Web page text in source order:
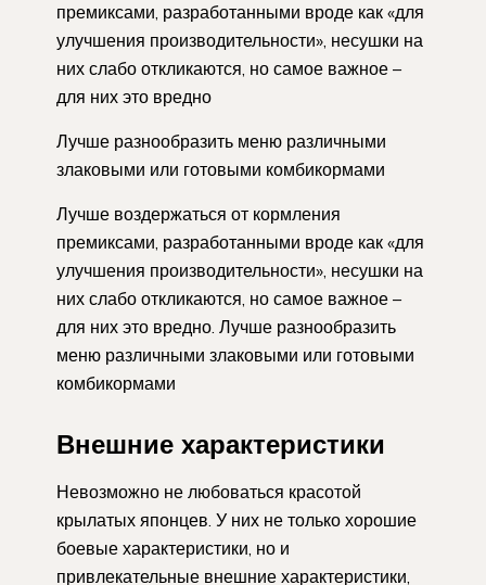
премиксами, разработанными вроде как «для
улучшения производительности», несушки на
них слабо откликаются, но самое важное –
для них это вредно
Лучше разнообразить меню различными
злаковыми или готовыми комбикормами
Лучше воздержаться от кормления
премиксами, разработанными вроде как «для
улучшения производительности», несушки на
них слабо откликаются, но самое важное –
для них это вредно. Лучше разнообразить
меню различными злаковыми или готовыми
комбикормами
Внешние характеристики
Невозможно не любоваться красотой
крылатых японцев. У них не только хорошие
боевые характеристики, но и
привлекательные внешние характеристики,